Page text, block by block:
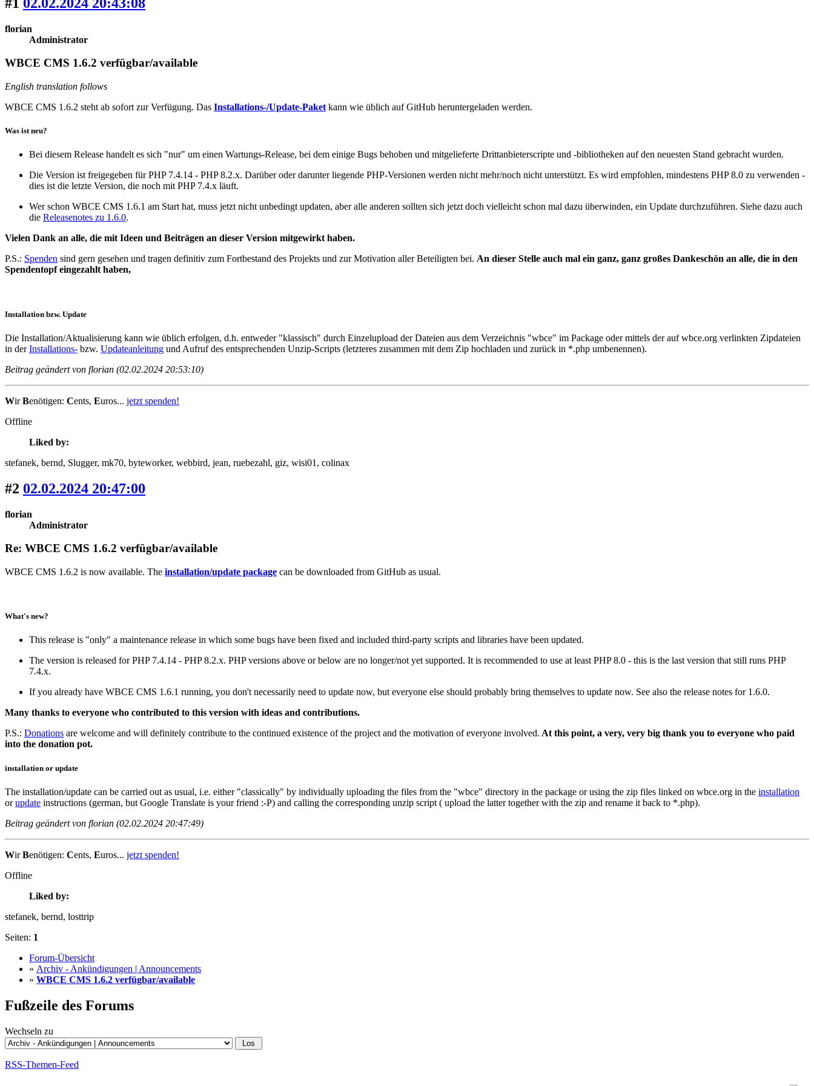
florian
Administrator
WBCE CMS 1.6.2 verfügbar/available
English translation follows
WBCE CMS 1.6.2 steht ab sofort zur Verfügung. Das Installations-/Update-Paket kann wie üblich auf GitHub heruntergeladen werden.
Was ist neu?
Bei diesem Release handelt es sich "nur" um einen Wartungs-Release, bei dem einige Bugs behoben und mitgelieferte Drittanbieterscripte und -bibliotheken auf den neuesten Stand gebracht wurden.
Die Version ist freigegeben für PHP 7.4.14 - PHP 8.2.x. Darüber oder darunter liegende PHP-Versionen werden nicht mehr/noch nicht unterstützt. Es wird empfohlen, mindestens PHP 8.0 zu verwenden -
dies ist die letzte Version, die noch mit PHP 7.4.x läuft.
Wer schon WBCE CMS 1.6.1 am Start hat, muss jetzt nicht unbedingt updaten, aber alle anderen sollten sich jetzt doch vielleicht schon mal dazu überwinden, ein Update durchzuführen. Siehe dazu auch
die Releasenotes zu 1.6.0.
Vielen Dank an alle, die mit Ideen und Beiträgen an dieser Version mitgewirkt haben.
P.S.: Spenden sind gern gesehen und tragen definitiv zum Fortbestand des Projekts und zur Motivation aller Beteiligten bei. An dieser Stelle auch mal ein ganz, ganz großes Dankeschön an alle, die in den
Spendentopf eingezahlt haben,
Installation bzw. Update
Die Installation/Aktualisierung kann wie üblich erfolgen, d.h. entweder "klassisch" durch Einzelupload der Dateien aus dem Verzeichnis "wbce" im Package oder mittels der auf wbce.org verlinkten Zipdateien
in derInstallations- bzw. Updateanleitung und Aufruf des entsprechenden Unzip-Scripts (letzteres zusammen mit dem Zip hochladen und zurück in *.php umbenennen).
Beitrag geändert von florian (02.02.2024 20:53:10)
WirBenötigen: Cents, Euros... jetzt spenden!
Offline
Liked by:
stefanek, bernd, Slugger, mk70, byteworker, webbird, jean, ruebezahl, giz, wisi01 , colinax
#2 02.02.2024 20:47:00
florian
Administrator
Re: WBCE CMS 1.6.2 verfügbar/available
WBCE CMS 1.6.2 is now available. The installation/update package can be downloaded from GitHub as usual.
What's new?
This release is "only" a maintenance release in which some bugs have been fixed and included third-party scripts and libraries have been updated.
The version is released for PHP 7.4.14 - PHP 8.2.x. PHP versions above or below are no longer/not yet supported. It is recommended to use at least PHP 8.0 - this is the last version that still runs PHP
7.4.x.
If you already have WBCE CMS 1.6.1 running, you don't necessarily need to update now, but everyone else should probably bring themselves to update now. See also the release notes for 1.6.0.
Many thanks to everyone who contributed to this version with ideas and contributions.
P.S.: Donations are welcome and will definitely contribute to the continued existence of the project and the motivation of everyone involved. At this point, a very, very big thank you to everyone who paid
into the donation pot.
installation or update
The installation/update can be carried out as usual, i.e. either "classically" by individually uploading the files from the "wbce" directory in the package or using the zip files linked on wbce.org in the installation
orupdate instructions (german, but Google Translate is your friend :-P) and calling the corresponding unzip script ( upload the latter together with the zip and rename it back to *.php).
Beitrag geändert von florian (02.02.2024 20:47:49)
WirBenötigen: Cents, Euros... jetzt spenden!
Offline
Liked by:
stefanek, bernd, losttrip
Seiten: 1
Forum-Übersicht
» Archiv - Ankündigungen | Announcements
» WBCE CMS 1.6.2 verfügbar/available
Fußzeile des Forums
Wechseln zu
RSS-Themen-Feed